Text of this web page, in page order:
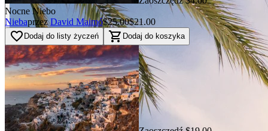
Nocne Niebo
Niebaprzez David Maimó$25.00$21.00
favorite_border Dodaj do listy życzeń shopping_cart Dodaj do koszyka